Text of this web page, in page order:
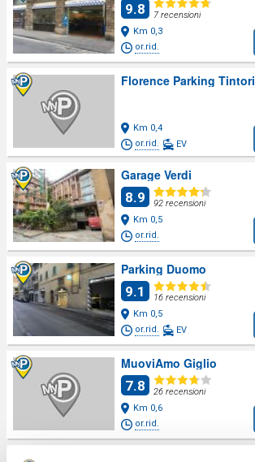
9.8
7 recensioni
Km 0,3
or.rid.
Florence Parking Tintori
Km 0,4
or.rid.
EV
Garage Verdi
8.9
92 recensioni
Km 0,5
or.rid.
Parking Duomo
9.1
16 recensioni
Km 0,5
or.rid.
EV
MuoviAmo Giglio
7.8
26 recensioni
Km 0,6
or.rid.